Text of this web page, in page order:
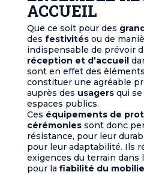
ACCUEIL
Que ce soit pour des
des festivités ou de
indispensable de prévoir
réception et d’accueil
sont en effet des
constituer une agréable
auprès des usagers qui
espaces publics.
Ces équipements de
cérémonies sont donc
résistance, pour leur
pour leur adaptabilité. Ils
exigences du terrain dans
pour la fiabilité du